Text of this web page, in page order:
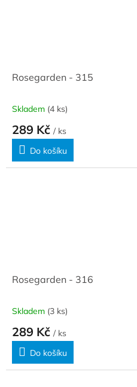
Rosegarden - 315
Skladem (4 ks)
289 Kč / ks
Do košíku
Rosegarden - 316
Skladem (3 ks)
289 Kč / ks
Do košíku